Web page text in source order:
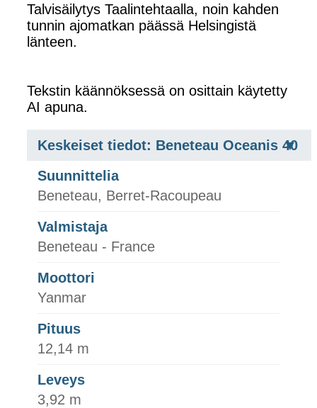
Talvisäilytys Taalintehtaalla, noin kahden
tunnin ajomatkan päässä Helsingistä
länteen.
Tekstin käännöksessä on osittain käytetty
AI apuna.
Keskeiset tiedot: Beneteau Oceanis 40
Suunnittelia
Beneteau, Berret-Racoupeau
Valmistaja
Beneteau - France
Moottori
Yanmar
Pituus
12,14 m
Leveys
3,92 m